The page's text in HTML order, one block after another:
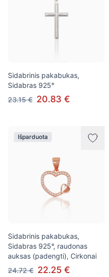
Sidabrinis pakabukas,
Sidabras 925°
23.15 € 20.83 €
Išparduota
Sidabrinis pakabukas,
Sidabras 925°, raudonas
auksas (padengti), Cirkonai
24.72 € 22.25 €